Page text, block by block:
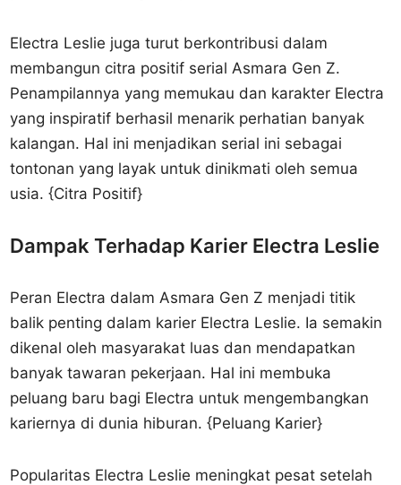
Electra Leslie juga turut berkontribusi dalam
membangun citra positif serial Asmara Gen Z.
Penampilannya yang memukau dan karakter Electra
yang inspiratif berhasil menarik perhatian banyak
kalangan. Hal ini menjadikan serial ini sebagai
tontonan yang layak untuk dinikmati oleh semua
usia. {Citra Positif}
Dampak Terhadap Karier Electra Leslie
Peran Electra dalam Asmara Gen Z menjadi titik
balik penting dalam karier Electra Leslie. Ia semakin
dikenal oleh masyarakat luas dan mendapatkan
banyak tawaran pekerjaan. Hal ini membuka
peluang baru bagi Electra untuk mengembangkan
kariernya di dunia hiburan. {Peluang Karier}
Popularitas Electra Leslie meningkat pesat setelah